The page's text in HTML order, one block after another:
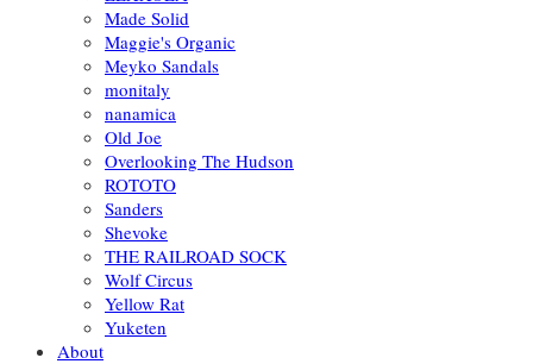
Made Solid
Maggie's Organic
Meyko Sandals
monitaly
nanamica
Old Joe
Overlooking The Hudson
ROTOTO
Sanders
Shevoke
THE RAILROAD SOCK
Wolf Circus
Yellow Rat
Yuketen
About